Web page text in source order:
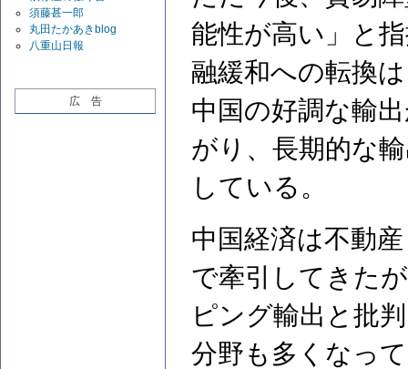
須藤甚一郎
丸田たかあきblog
八重山日報
広 告
能性が高い」と
融緩和への転換
中国の好調な輸
がり、長期的な
している。
中国経済は不動
で牽引してきた
ピング輸出と批
分野も多くなっ